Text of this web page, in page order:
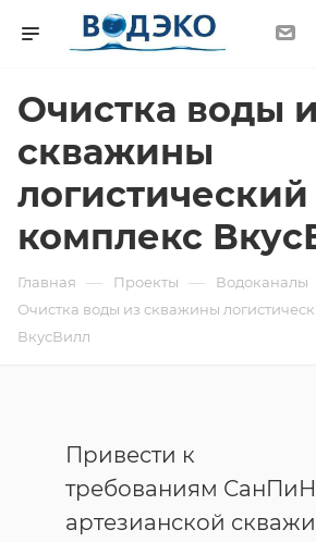
Очистка воды
скважины
логистический
комплекс
Главная — Проекты — Водоканалы
Очистка воды из скважины
ВкусВилл
Привести к
требованиям СанПиН
артезианской